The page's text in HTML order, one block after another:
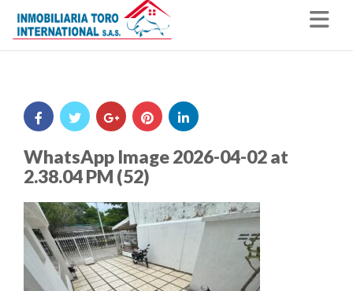
WhatsApp Image 2026-04-02 at
2.38.04 PM (52)